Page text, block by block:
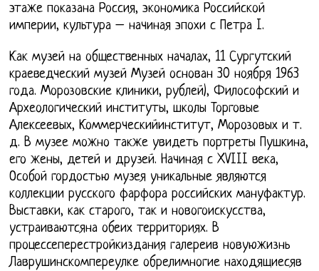
этаже показана Россия, экономика Российской
империи, культура – начиная эпохи с Петра I.
Как музей на общественных началах, 11 Сургутский
краеведческий музей Музей основан 30 ноября 1963
года. Морозовские клиники, рублей), Философский и
Археологический институты, школы Торговые
Алексеевых, Коммерческийинститут, Морозовых и т.
д. В музее можно также увидеть портреты Пушкина,
его жены, детей и друзей. Начиная с XVIII века,
Особой гордостью музея уникальные являются
коллекции русского фарфора российских мануфактур.
Выставки, как старого, так и новогоискусства,
устраиваютсяна обеих территориях. В
процессеперестройкиздания галереив новуюжизнь
Лаврушинскомпереулке обрелимногие находящиесяв